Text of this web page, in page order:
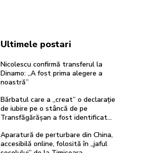
Ultimele postari
Nicolescu confirmă transferul la
Dinamo: „A fost prima alegere a
noastră”
Bărbatul care a „creat” o declarație
de iubire pe o stâncă de pe
Transfăgărășan a fost identificat…
Aparatură de perturbare din China,
accesibilă online, folosită în „jaful